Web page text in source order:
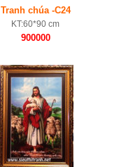
Tranh chúa -C24
KT:60*90 cm
900000